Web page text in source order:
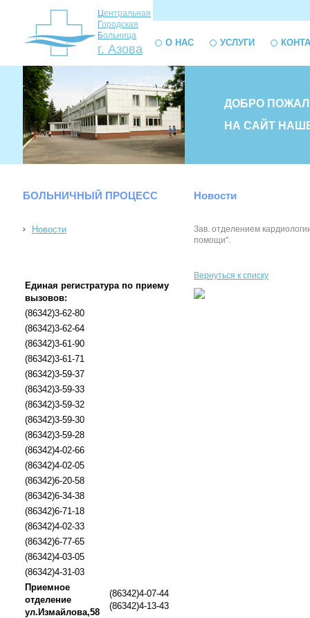
Центральная
Городская
Больница
г. Азова О НАС УСЛУГИ
ДОБРО
НА САЙТ
БОЛЬНИЧНЫЙ ПРОЦЕСС
Новости
Единая регистратура по приему
вызовов:
(86342)3-62-80
(86342)3-62-64
(86342)3-61-90
(86342)3-61-71
(86342)3-59-37
(86342)3-59-33
(86342)3-59-32
(86342)3-59-30
(86342)3-59-28
(86342)4-02-66
(86342)4-02-05
(86342)6-20-58
(86342)6-34-38
(86342)6-71-18
(86342)4-02-33
(86342)6-77-65
(86342)4-03-05
(86342)4-31-03
Приемное
отделение
ул.Измайлова,58
(86342)4-07-44
(86342)4-13-43
Новости
Зав. отделением
помощи".
Вернуться к списку